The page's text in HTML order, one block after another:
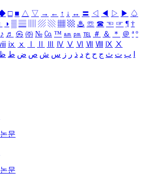
□ ■ △ ▽ → ← ↑ ↓ ↔ 〓 ◁ ◀ ▷ ▶ ♤
◑ ▒ ▤ ▨ ▧ ▦ ▩ ♨ ☏ ☎ ☜ ☞ ¶ †
♪ ♬ ㉿ ㈜ № ㏇ ™ ㏂ ㏘ ℡ ＃ ＆ ＊ ＠ ª º
ⅸ ⅹ Ⅳ Ⅴ Ⅵ Ⅶ Ⅷ Ⅸ Ⅹ
ب ت ث ج ح خ د ذ ر ز س ش ص ض ط
문
문